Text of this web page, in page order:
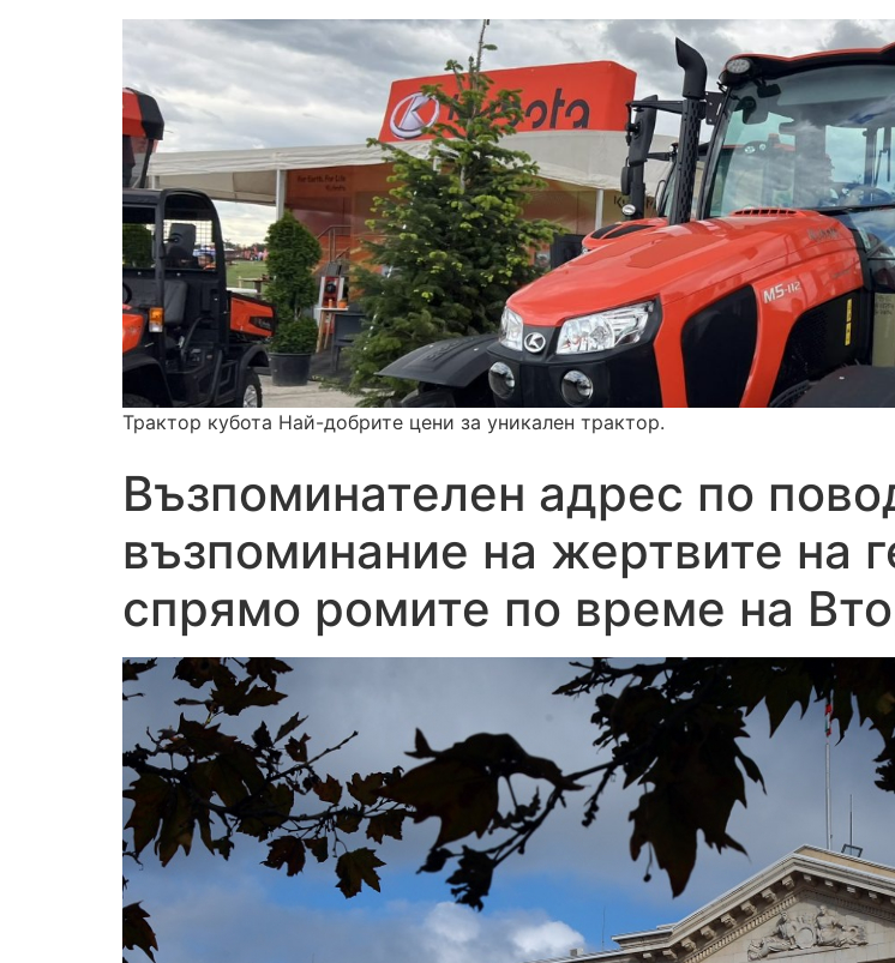
Трактор кубота Най-добрите цени за уникален трактор.
Възпоминателен адрес по
възпоминание на жертвите на
спрямо ромите по време на